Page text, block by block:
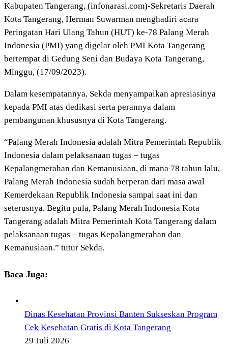
Kabupaten Tangerang, (infonarasi.com)-Sekretaris Daerah
Kota Tangerang, Herman Suwarman menghadiri acara
Peringatan Hari Ulang Tahun (HUT) ke-78 Palang Merah
Indonesia (PMI) yang digelar oleh PMI Kota Tangerang
bertempat di Gedung Seni dan Budaya Kota Tangerang,
Minggu, (17/09/2023).
Dalam kesempatannya, Sekda menyampaikan apresiasinya
kepada PMI atas dedikasi serta perannya dalam
pembangunan khususnya di Kota Tangerang.
“Palang Merah Indonesia adalah Mitra Pemerintah Republik
Indonesia dalam pelaksanaan tugas – tugas
Kepalangmerahan dan Kemanusiaan, di mana 78 tahun lalu,
Palang Merah Indonesia sudah berperan dari masa awal
Kemerdekaan Republik Indonesia sampai saat ini dan
seterusnya. Begitu pula, Palang Merah Indonesia Kota
Tangerang adalah Mitra Pemerintah Kota Tangerang dalam
pelaksanaan tugas – tugas Kepalangmerahan dan
Kemanusiaan.” tutur Sekda.
Baca Juga:
Dinas Kesehatan Provinsi Banten Sukseskan Program
Cek Kesehatan Gratis di Kota Tangerang
29 Juli 2026